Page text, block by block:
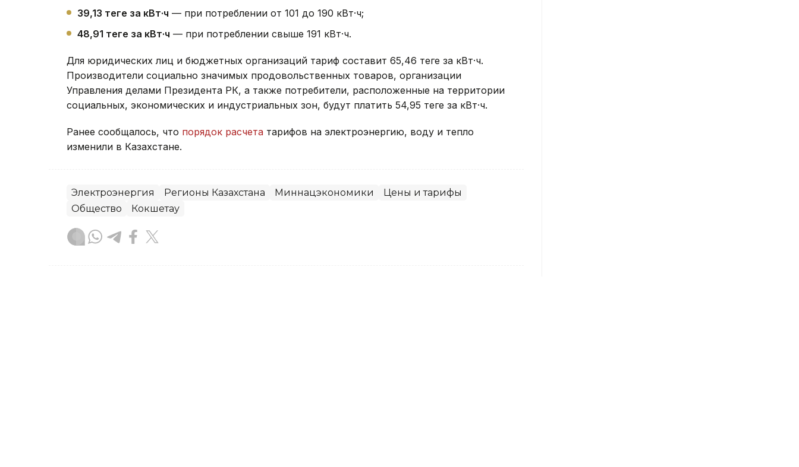
39,13 теңге за кВт·ч — при потреблении от 101 до 190 кВт·ч;
48,91 теңге за кВт·ч — при потреблении свыше 191 кВт·ч.
Для юридических лиц и бюджетных организаций тариф составит 65,46 теңге за кВт·ч.
Производители социально значимых продовольственных товаров, организации
Управления делами Президента РК, а также потребители, расположенные на территории
социальных, экономических и индустриальных зон, будут платить 54,95 теңге за кВт·ч.
Ранее сообщалось, что порядок расчета тарифов на электроэнергию, воду и тепло
изменили в Казахстане.
Электроэнергия Регионы Казахстана Миннацэкономики
Цены и тарифы
Общество
Кокшетау